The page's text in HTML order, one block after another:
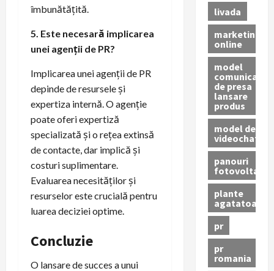
îmbunătățită.
5. Este necesară implicarea
unei agenții de PR?
Implicarea unei agenții de PR
depinde de resursele și
expertiza internă. O agenție
poate oferi expertiză
specializată și o rețea extinsă
de contacte, dar implică și
costuri suplimentare.
Evaluarea necesităților și
resurselor este crucială pentru
luarea deciziei optime.
Concluzie
O lansare de succes a unui
livada
marketing
online
model
comunicat
de presa
lansare
produs
model de
videochat
panouri
fotovoltaice
plante
agatatoare
pr
pr
romania